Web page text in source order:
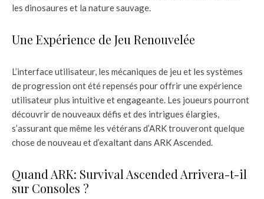
les dinosaures et la nature sauvage.
Une Expérience de Jeu Renouvelée
L’interface utilisateur, les mécaniques de jeu et les systèmes
de progression ont été repensés pour offrir une expérience
utilisateur plus intuitive et engageante. Les joueurs pourront
découvrir de nouveaux défis et des intrigues élargies,
s’assurant que même les vétérans d’ARK trouveront quelque
chose de nouveau et d’exaltant dans ARK Ascended.
Quand ARK: Survival Ascended Arrivera-t-il
sur Consoles ?